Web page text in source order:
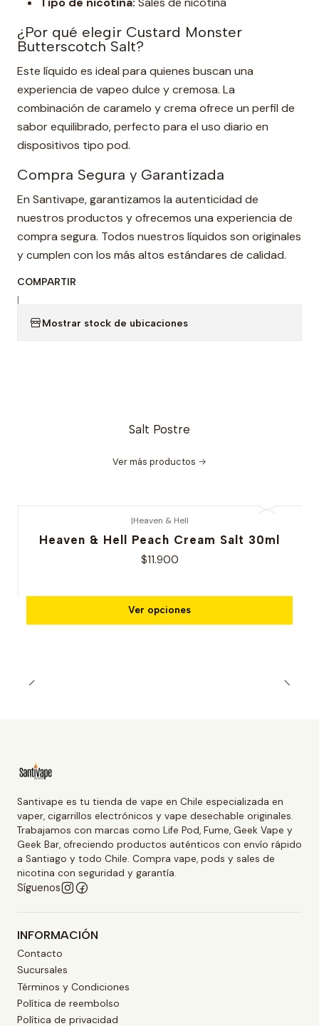
¿Por qué elegir Custard Monster
Butterscotch Salt?
Este líquido es ideal para quienes buscan una
experiencia de vapeo dulce y cremosa. La
combinación de caramelo y crema ofrece un perfil de
sabor equilibrado, perfecto para el uso diario en
dispositivos tipo pod.
Compra Segura y Garantizada
En Santivape, garantizamos la autenticidad de
nuestros productos y ofrecemos una experiencia de
compra segura. Todos nuestros líquidos son originales
y cumplen con los más altos estándares de calidad.
COMPARTIR
|
Mostrar stock de ubicaciones
Salt Postre
Ver más productos
|Heaven & Hell
Heaven & Hell Peach Cream Salt 30ml
$11.900
Ver opciones
Santivape es tu tienda de vape en Chile especializada en
vaper, cigarrillos electrónicos y vape desechable originales.
Trabajamos con marcas como Life Pod, Fume, Geek Vape y
Geek Bar, ofreciendo productos auténticos con envío rápido
a Santiago y todo Chile. Compra vape, pods y sales de
nicotina con seguridad y garantía.
Síguenos
INFORMACIÓN
Contacto
Sucursales
Términos y Condiciones
Política de reembolso
Política de privacidad